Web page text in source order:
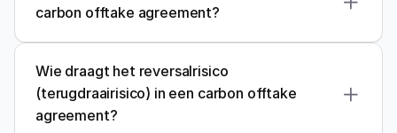
carbon offtake agreement?
Wie draagt het reversalrisico
(terugdraairisico) in een carbon offtake
agreement?